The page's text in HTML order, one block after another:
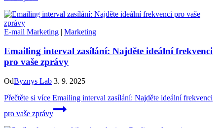
E-mail Marketing | Marketing
Emailing interval zasílání: Najděte ideální frekvenci
pro vaše zprávy
OdByznys Lab 3. 9. 2025
Přečtěte si více Emailing interval zasílání: Najděte ideální frekvenci
pro vaše zprávy